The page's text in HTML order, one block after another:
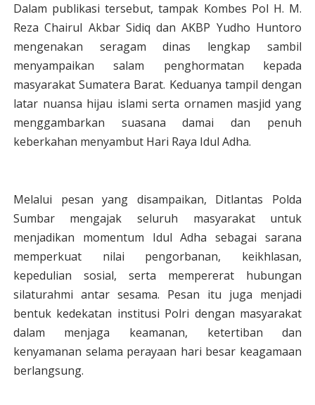
Dalam publikasi tersebut, tampak Kombes Pol H. M.
Reza Chairul Akbar Sidiq dan AKBP Yudho Huntoro
mengenakan seragam dinas lengkap sambil
menyampaikan salam penghormatan kepada
masyarakat Sumatera Barat. Keduanya tampil dengan
latar nuansa hijau islami serta ornamen masjid yang
menggambarkan suasana damai dan penuh
keberkahan menyambut Hari Raya Idul Adha.
Melalui pesan yang disampaikan, Ditlantas Polda
Sumbar mengajak seluruh masyarakat untuk
menjadikan momentum Idul Adha sebagai sarana
memperkuat nilai pengorbanan, keikhlasan,
kepedulian sosial, serta mempererat hubungan
silaturahmi antar sesama. Pesan itu juga menjadi
bentuk kedekatan institusi Polri dengan masyarakat
dalam menjaga keamanan, ketertiban dan
kenyamanan selama perayaan hari besar keagamaan
berlangsung.